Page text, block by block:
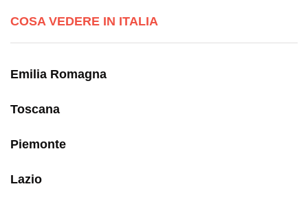
COSA VEDERE IN ITALIA
Emilia Romagna
Toscana
Piemonte
Lazio